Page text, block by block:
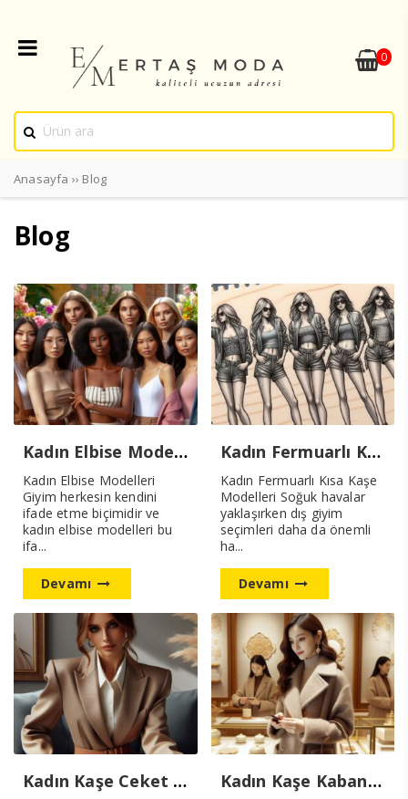
0
Anasayfa ›› Blog
Blog
Kadın Elbise Modelleri Yeni Sezon
Kadın Elbise Modelleri
Giyim herkesin kendini
ifade etme biçimidir ve
kadın elbise modelleri bu
ifa...
Devamı
Kadın Fermuarlı Kısa Kaşe Modelleri
Kadın Fermuarlı Kısa Kaşe
Modelleri Soğuk havalar
yaklaşırken dış giyim
seçimleri daha da önemli
ha...
Devamı
Kadın Kaşe Ceket Modelleri 2025 Sezon Kadın Kaşe Kaban Modelleri Yeni Sezon